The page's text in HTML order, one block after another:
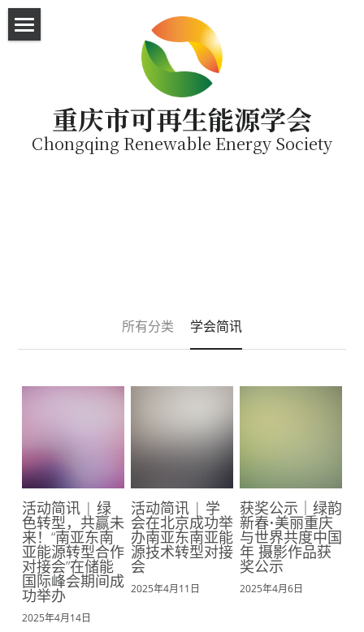
重庆市可再生能源学会
Chongqing Renewable Energy Society
English
所有分类 学会简讯
活动简讯 | 绿
色转型，共赢未
来！“南亚东南
亚能源转型合作
对接会”在储能
国际峰会期间成
功举办
2025年4月14日
活动简讯 | 学
会在北京成功举
办南亚东南亚能
源技术转型对接
会
2025年4月11日
获奖公示｜绿韵
新春•美丽重庆
与世界共度中国
年 摄影作品获
奖公示
2025年4月6日
博客分类